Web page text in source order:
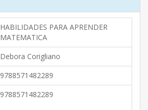
HABILIDADES PARA APRENDER
MATEMATICA
Debora Corigliano
9788571482289
9788571482289